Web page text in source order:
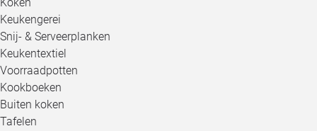
Keukengerei
Snij- & Serveerplanken
Keukentextiel
Voorraadpotten
Kookboeken
Buiten koken
Tafelen